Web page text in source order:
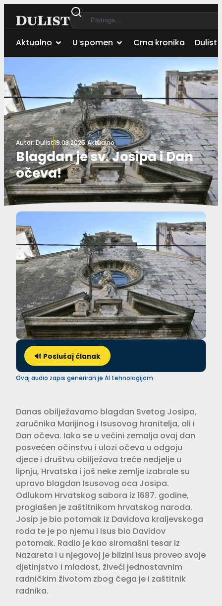
Aktualno U spomen Crna kronika Dulist
Autor:Dulist19.03.2025.Aktualno
Blagdan je sv. Josipa i Dan
očeva!
🔊 Poslušaj članak
Ovaj audio zapis generiran je AI tehnologijom
Danas obilježavamo blagdan Svetog Josipa,
zaručnika Marijinog i Isusovog hranitelja, ali i
Dan očeva. Iako se u većini zemalja ovaj dan
posvećen očinstvu i ulozi očeva u odgoju
djece i društvu obilježava treće nedjelje u
lipnju, Hrvatska i još neke zemlje izabrale su
upravo blagdan Isusovog oca Josipa.
Odlukom Hrvatskog sabora iz 1687. godine,
proglašen je zaštitnikom hrvatskog naroda.
Josip je bio potomak iz Davidova kraljevskoga
roda te je po njemu i Isus bio Davidov
potomak. Radio je kao siromašni tesar iz
Nazareta i u njegovoj je blizini Isus proveo svoje
djetinjstvo i mladost, živeći jednostavnim
radničkim životom zbog čega je i zaštitnik
radnika.